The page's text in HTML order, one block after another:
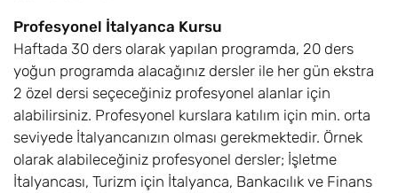
Profesyonel İtalyanca Kursu
Haftada 30 ders olarak yapılan programda, 20 ders
yoğun programda alacağınız dersler ile her gün ekstra
2 özel dersi seçeceğiniz profesyonel alanlar için
alabilirsiniz. Profesyonel kurslara katılım için min. orta
seviyede İtalyancanızın olması gerekmektedir. Örnek
olarak alabileceğiniz profesyonel dersler; İşletme
İtalyancası, Turizm için İtalyanca, Bankacılık ve Finans